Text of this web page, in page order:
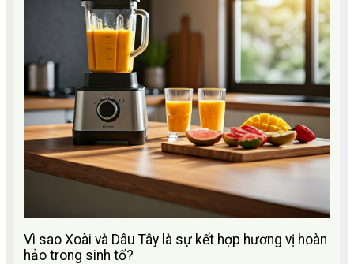
Vì sao Xoài và Dâu Tây là sự kết hợp hương vị hoàn
hảo trong sinh tố?